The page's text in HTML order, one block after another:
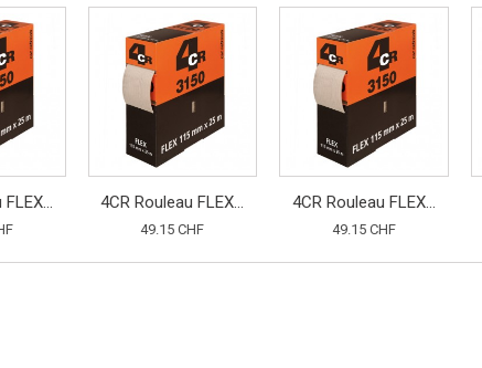
4CR Rouleau FLEX...
49.15 CHF
4CR Rouleau FLEX...
49.15 CHF